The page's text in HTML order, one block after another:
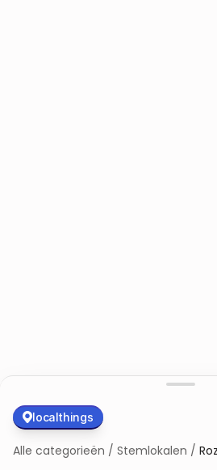
localthings
Alle categorieën / Stemlokalen /